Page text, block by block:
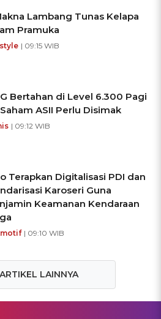
Lambang Tunas Kelapa
Pramuka
| 09:15 WIB
Bertahan di Level 6.300 Pagi
ASII Perlu Disimak
| 09:12 WIB
Terapkan Digitalisasi PDI dan
Karoseri Guna
Keamanan Kendaraan
| 09:10 WIB
LAINNYA